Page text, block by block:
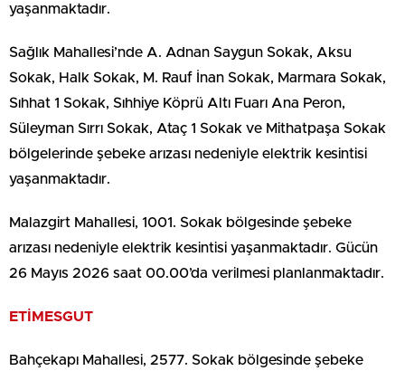
yaşanmaktadır.
Sağlık Mahallesi’nde A. Adnan Saygun Sokak, Aksu
Sokak, Halk Sokak, M. Rauf İnan Sokak, Marmara Sokak,
Sıhhat 1 Sokak, Sıhhiye Köprü Altı Fuarı Ana Peron,
Süleyman Sırrı Sokak, Ataç 1 Sokak ve Mithatpaşa Sokak
bölgelerinde şebeke arızası nedeniyle elektrik kesintisi
yaşanmaktadır.
Malazgirt Mahallesi, 1001. Sokak bölgesinde şebeke
arızası nedeniyle elektrik kesintisi yaşanmaktadır. Gücün
26 Mayıs 2026 saat 00.00’da verilmesi planlanmaktadır.
ETİMESGUT
Bahçekapı Mahallesi, 2577. Sokak bölgesinde şebeke